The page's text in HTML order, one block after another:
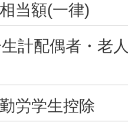
当額(一律)
計配偶者・老
労学生控除